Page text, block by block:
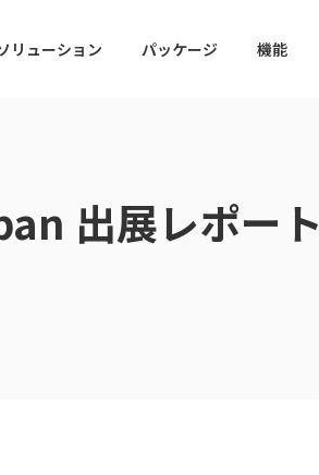
リューション パッケージ 機能
出展レポート